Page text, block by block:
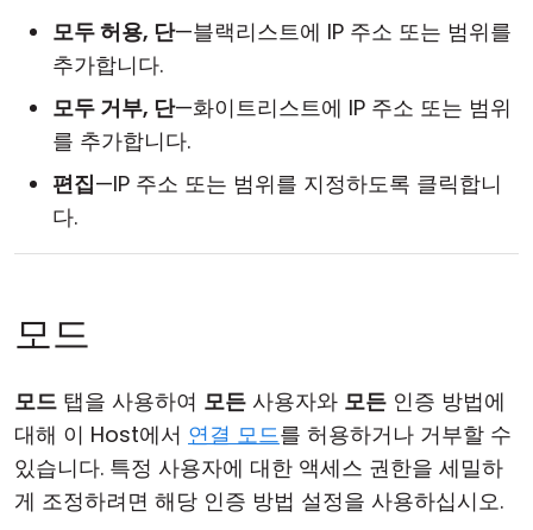
모두 허용, 단—블랙리스트에 IP 주소 또는 범위를
추가합니다.
모두 거부, 단—화이트리스트에 IP 주소 또는 범위
를 추가합니다.
편집—IP 주소 또는 범위를 지정하도록 클릭합니
다.
모드
모드 탭을 사용하여 모든 사용자와 모든 인증 방법에
대해 이 Host에서 연결 모드를 허용하거나 거부할 수
있습니다. 특정 사용자에 대한 액세스 권한을 세밀하
게 조정하려면 해당 인증 방법 설정을 사용하십시오.